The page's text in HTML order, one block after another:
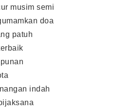
musim semi
doa
patuh
indah